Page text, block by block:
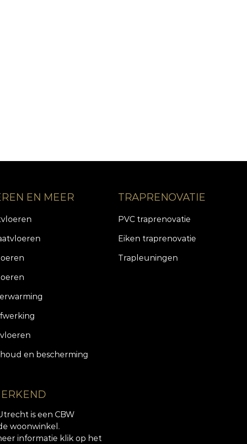
EN MEER
en bescherming
is een CBW
woonwinkel.
informatie klik op het
TRAPRENOVATIE
PVC traprenovatie
Eiken traprenovatie
Trapleuningen